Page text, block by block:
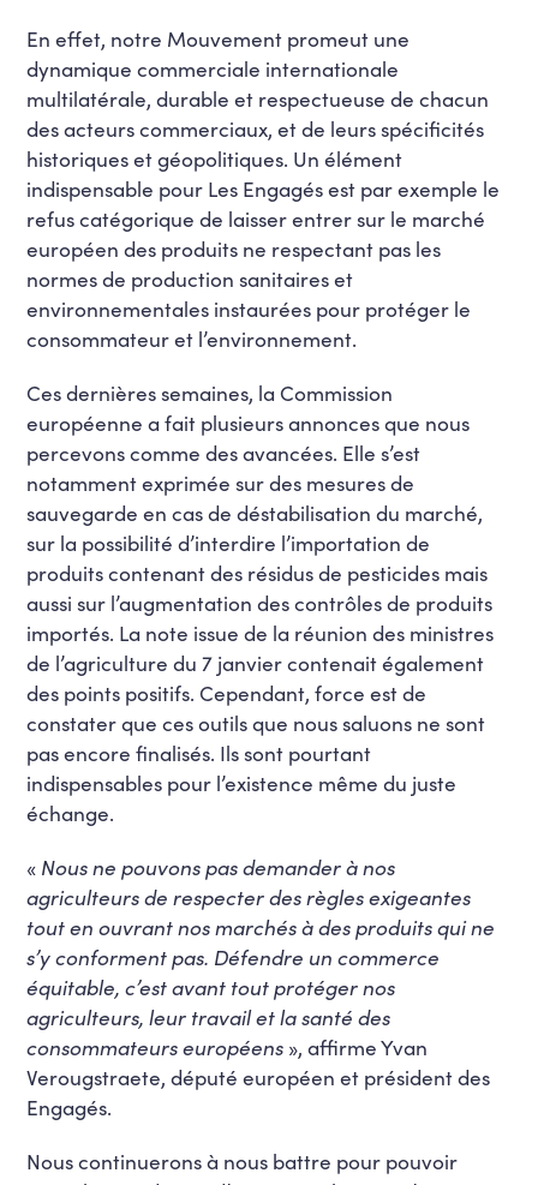
En effet, notre Mouvement promeut une
dynamique commerciale internationale
multilatérale, durable et respectueuse de chacun
des acteurs commerciaux, et de leurs spécificités
historiques et géopolitiques. Un élément
indispensable pour Les Engagés est par exemple le
refus catégorique de laisser entrer sur le marché
européen des produits ne respectant pas les
normes de production sanitaires et
environnementales instaurées pour protéger le
consommateur et l’environnement.
Ces dernières semaines, la Commission
européenne a fait plusieurs annonces que nous
percevons comme des avancées. Elle s’est
notamment exprimée sur des mesures de
sauvegarde en cas de déstabilisation du marché,
sur la possibilité d’interdire l’importation de
produits contenant des résidus de pesticides mais
aussi sur l’augmentation des contrôles de produits
importés. La note issue de la réunion des ministres
de l’agriculture du 7 janvier contenait également
des points positifs. Cependant, force est de
constater que ces outils que nous saluons ne sont
pas encore finalisés. Ils sont pourtant
indispensables pour l’existence même du juste
échange.
« Nous ne pouvons pas demander à nos
agriculteurs de respecter des règles exigeantes
tout en ouvrant nos marchés à des produits qui ne
s’y conforment pas. Défendre un commerce
équitable, c’est avant tout protéger nos
agriculteurs, leur travail et la santé des
consommateurs européens », affirme Yvan
Verougstraete, député européen et président des
Engagés.
Nous continuerons à nous battre pour pouvoir